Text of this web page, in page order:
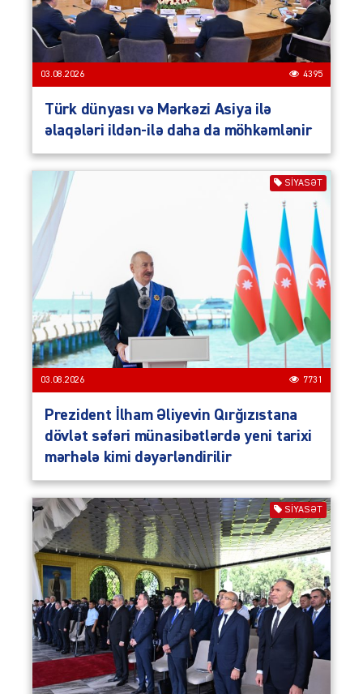
03.08.2026 4395
Türk dünyası və Mərkəzi Asiya ilə
əlaqələri ildən-ilə daha da möhkəmlənir
SIYASƏT
03.08.2026 7731
Prezident İlham Əliyevin Qırğızıstana
dövlət səfəri münasibətlərdə yeni tarixi
mərhələ kimi dəyərləndirilir
SIYASƏT